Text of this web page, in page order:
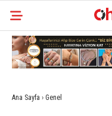
Ana Sayfa › Genel